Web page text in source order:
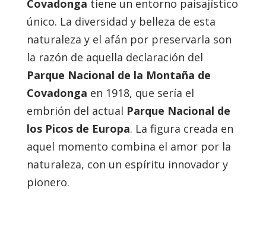
Covadonga tiene un entorno paisajístico
único. La diversidad y belleza de esta
naturaleza y el afán por preservarla son
la razón de aquella declaración del
Parque Nacional de la Montaña de
Covadonga en 1918, que sería el
embrión del actual Parque Nacional de
los Picos de Europa. La figura creada en
aquel momento combina el amor por la
naturaleza, con un espíritu innovador y
pionero.